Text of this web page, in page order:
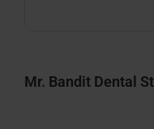
Mr. Bandit Dental